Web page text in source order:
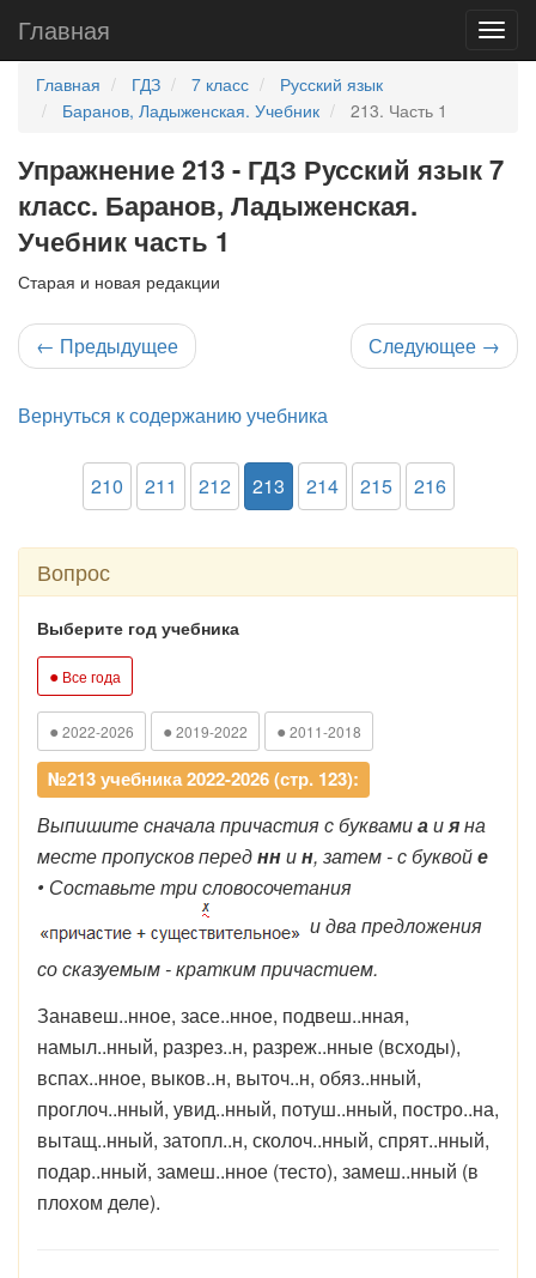
Главная
Главная ГДЗ 7 класс
Русский язык
Баранов, Ладыженская. Учебник
213. Часть 1
Упражнение 213 - ГДЗ Русский язык 7
класс. Баранов, Ладыженская.
Учебник часть 1
Старая и новая редакции
← Предыдущее Следующее →
Вернуться к содержанию учебника
210 211 212 213 214 215 216
Вопрос
Выберите год учебника
● Все года
● 2022-2026 ● 2019-2022 ● 2011-2018
№213 учебника 2022-2026 (стр. 123):
Выпишите сначала причастия с буквамиаияна
месте пропусков передннин, затем - с буквойе
• Составьте три словосочетания
и два предложения
со сказуемым - кратким причастием.
Занавеш..нное, засе..нное, подвеш..нная,
намыл..нный, разрез..н, разреж..нные (всходы),
вспах..нное, выков..н, выточ..н, обяз..нный,
проглоч..нный, увид..нный, потуш..нный, постро..на,
вытащ..нный, затопл..н, сколоч..нный, спрят..нный,
подар..нный, замеш..нное (тесто), замеш..нный (в
плохом деле).